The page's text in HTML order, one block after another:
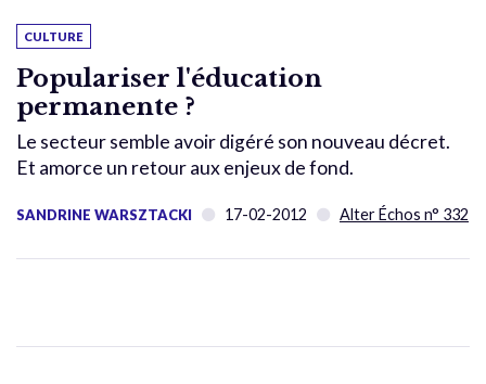
CULTURE
Populariser l'éducation
permanente ?
Le secteur semble avoir digéré son nouveau décret.
Et amorce un retour aux enjeux de fond.
SANDRINE WARSZTACKI 17-02-2012 Alter Échos n° 332